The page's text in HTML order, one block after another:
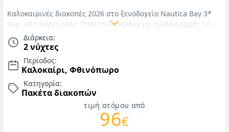
Καλοκαιρινές διακοπές 2026 στο ξενοδοχείο Nautica Bay 3*
Sup. στο Πόρτο Χέλι! Πακέτα διακοπών με ημιδιατροφή! 1o
παιδί έως 6 ετών ΔΩΡΕΑΝ! ΤΙΜΕΣ για καλοκαίρι 2026
Διάρκεια:
2 νύχτες
Περίοδος:
Καλοκαίρι, Φθινόπωρο
Κατηγορία:
Πακέτα διακοπών
τιμή ατόμου από
96€